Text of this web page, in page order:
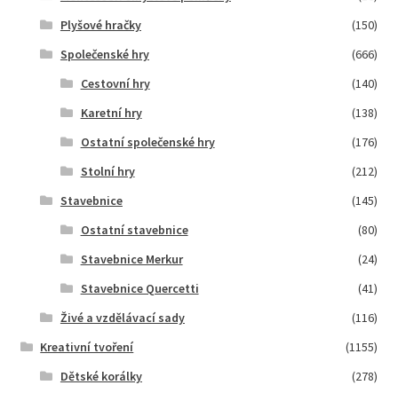
Plyšové hračky
(150)
Společenské hry
(666)
Cestovní hry
(140)
Karetní hry
(138)
Ostatní společenské hry
(176)
Stolní hry
(212)
Stavebnice
(145)
Ostatní stavebnice
(80)
Stavebnice Merkur
(24)
Stavebnice Quercetti
(41)
Živé a vzdělávací sady
(116)
Kreativní tvoření
(1155)
Dětské korálky
(278)